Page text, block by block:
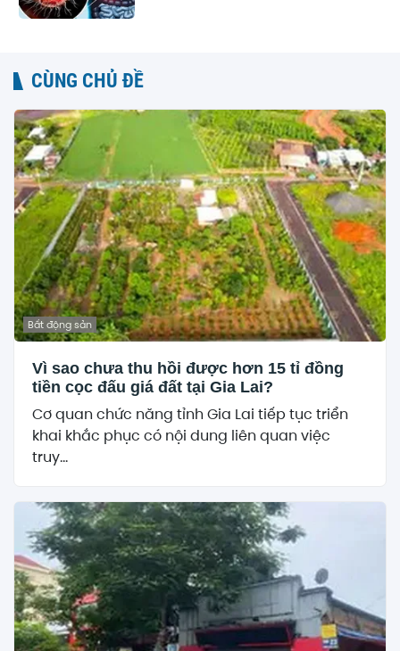
CÙNG CHỦ ĐỀ
Bất động sản
Vì sao chưa thu hồi được hơn 15 tỉ đồng
tiền cọc đấu giá đất tại Gia Lai?
Cơ quan chức năng tỉnh Gia Lai tiếp tục triển
khai khắc phục có nội dung liên quan việc
truy...